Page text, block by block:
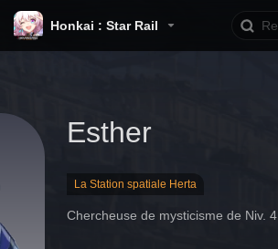
Honkai : Star Rail
Esther
La Station spatiale Herta
Chercheuse de mysticisme de Niv. 4